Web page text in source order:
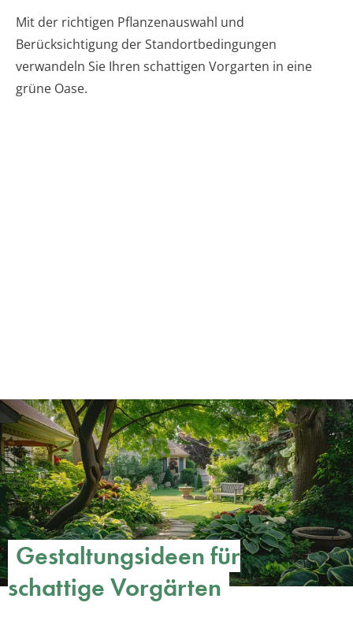
Mit der richtigen Pflanzenauswahl und
Berücksichtigung der Standortbedingungen
verwandeln Sie Ihren schattigen Vorgarten in eine
grüne Oase.
Gestaltungsideen für
schattige Vorgärten